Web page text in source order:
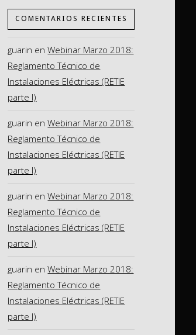
COMENTARIOS RECIENTES
guarin enWebinar Marzo 2018:
Reglamento Técnico de
Instalaciones Eléctricas (RETIE
parte I)
guarin enWebinar Marzo 2018:
Reglamento Técnico de
Instalaciones Eléctricas (RETIE
parte I)
guarin enWebinar Marzo 2018:
Reglamento Técnico de
Instalaciones Eléctricas (RETIE
parte I)
guarin enWebinar Marzo 2018:
Reglamento Técnico de
Instalaciones Eléctricas (RETIE
parte I)